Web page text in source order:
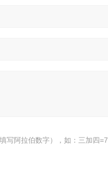
写阿拉伯数字），如：三加四=7